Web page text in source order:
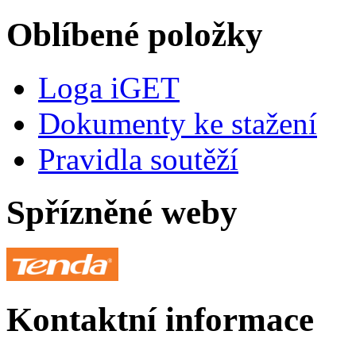
Oblíbené položky
Loga iGET
Dokumenty ke stažení
Pravidla soutěží
Spřízněné weby
Kontaktní informace